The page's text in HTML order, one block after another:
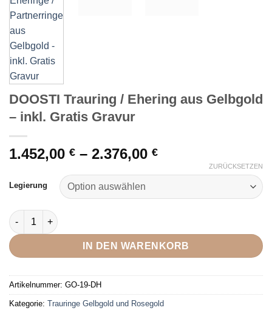
DOOSTI Trauring / Ehering aus Gelbgold
– inkl. Gratis Gravur
1.452,00 € – 2.376,00 €Preisspanne:
1.452,00 €
2.376,00 €
Legierung
ZURÜCKSETZEN
DOOSTI Trauring / Ehering aus Gelbgold - inkl. Gratis Gravur
IN DEN WARENKORB
Artikelnummer: GO-19-DH
Kategorie: Trauringe Gelbgold und Rosegold